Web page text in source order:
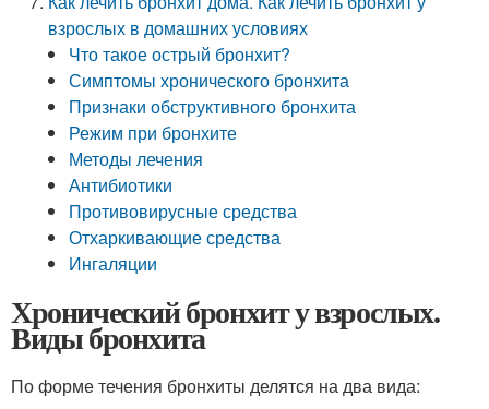
взрослых в домашних условиях
Что такое острый бронхит?
Симптомы хронического бронхита
Признаки обструктивного бронхита
Режим при бронхите
Методы лечения
Антибиотики
Противовирусные средства
Отхаркивающие средства
Ингаляции
Хронический бронхит у взрослых.
Виды бронхита
По форме течения бронхиты делятся на два вида: